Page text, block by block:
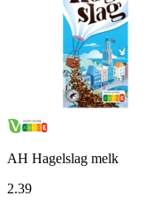
AH Hagelslag melk
2.39